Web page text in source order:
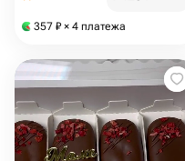
357 ₽ × 4 платежа